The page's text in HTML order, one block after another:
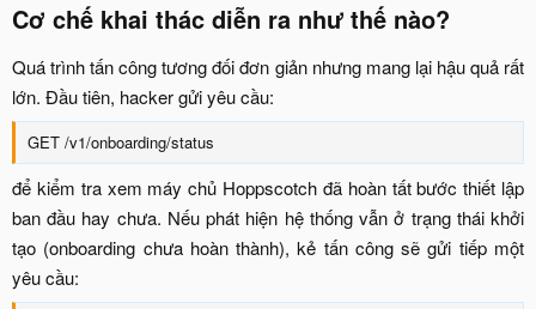
Cơ chế khai thác diễn ra như thế nào?​
Quá trình tấn công tương đối đơn giản nhưng mang lại hậu quả rất
lớn. Đầu tiên, hacker gửi yêu cầu:​
GET /v1/onboarding/status​
để kiểm tra xem máy chủ Hoppscotch đã hoàn tất bước thiết lập
ban đầu hay chưa. Nếu phát hiện hệ thống vẫn ở trạng thái khởi
tạo (onboarding chưa hoàn thành), kẻ tấn công sẽ gửi tiếp một
yêu cầu:​